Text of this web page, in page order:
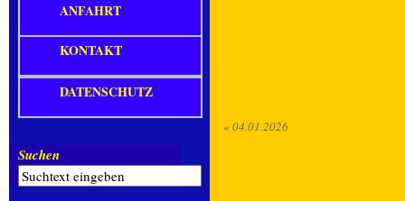
« 04.01.2026
ANFAHRT
KONTAKT
DATENSCHUTZ
Suchen